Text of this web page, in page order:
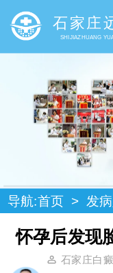
石家庄
SHIJIAZHUANG
导航:首页 > 发
怀孕后发现
石家庄白